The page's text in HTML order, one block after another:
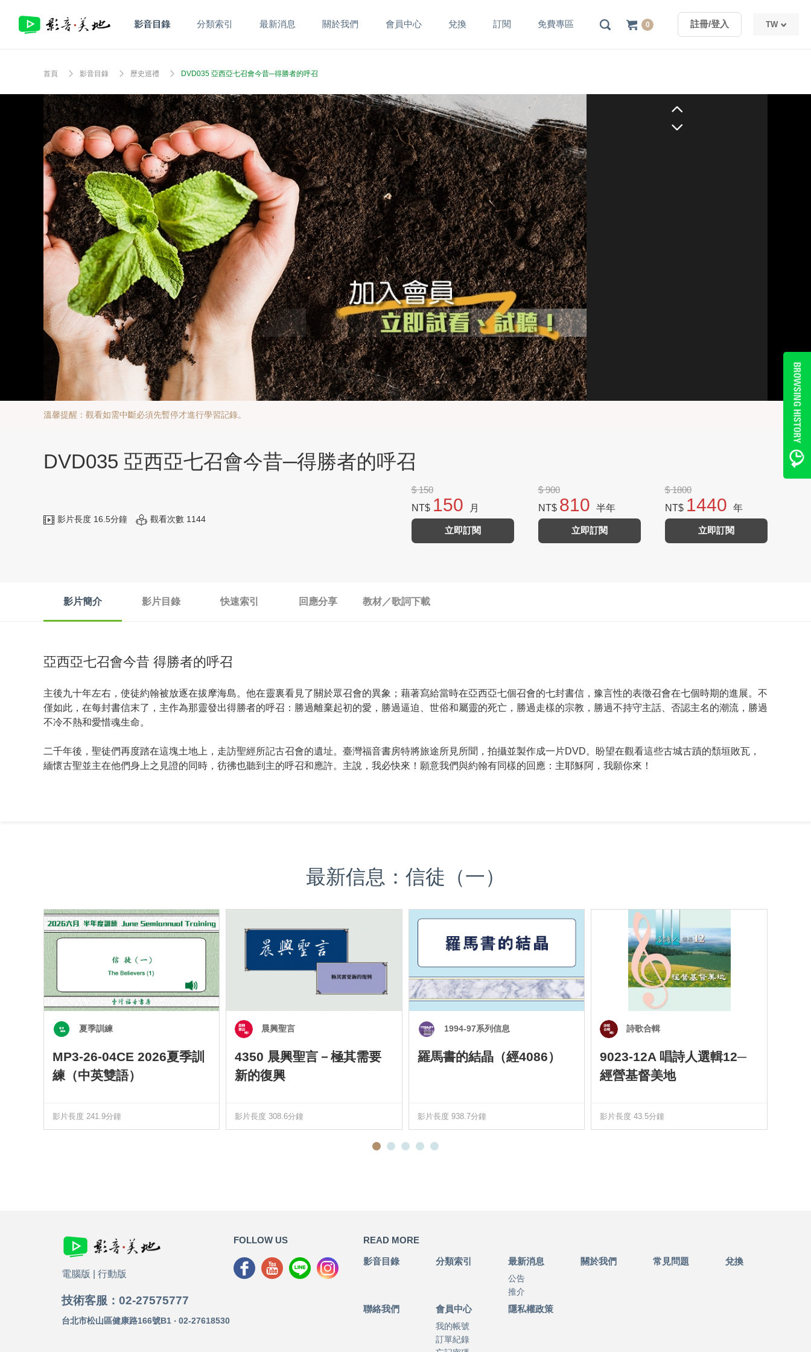
TW
TW
影音目錄 分類索引 最新消息 關於我們 會員中心 兌換 訂閱 免費專區 0 註冊/登入
首頁 影音目錄 歷史巡禮 DVD035 亞西亞七召會今昔─得勝者的呼召
溫馨提醒：觀看如需中斷必須先暫停才進行學習記錄。
DVD035 亞西亞七召會今昔─得勝者的呼召
影片長度 16.5分鐘 觀看次數 1144
$ 150
NT$ 150 月
立即訂閱
$ 900
NT$ 810 半年
立即訂閱
$ 1800
NT$ 1440 年
立即訂閱
影片簡介 影片目錄 快速索引 回應分享 教材／歌詞下載
亞西亞七召會今昔 得勝者的呼召
主後九十年左右，使徒約翰被放逐在拔摩海島。他在靈裏看見了關於眾召會的異象；藉著寫給當時在亞西亞七個召會的七封書信，豫言性的表徵召會在七個時期的進展。不
僅如此，在每封書信末了，主作為那靈發出得勝者的呼召：勝過離棄起初的愛，勝過逼迫、世俗和屬靈的死亡，勝過走樣的宗教，勝過不持守主話、否認主名的潮流，勝過
不冷不熱和愛惜魂生命。
二千年後，聖徒們再度踏在這塊土地上，走訪聖經所記古召會的遺址。臺灣福音書房特將旅途所見所聞，拍攝並製作成一片DVD。盼望在觀看這些古城古蹟的頹垣敗瓦，
緬懷古聖並主在他們身上之見證的同時，彷彿也聽到主的呼召和應許。主說，我必快來！願意我們與約翰有同樣的回應：主耶穌阿，我願你來！
最新信息：信徒（一）
夏季訓練
MP3-26-04CE 2026夏季訓
練（中英雙語）
影片長度 241.9分鐘
晨興聖言
4350 晨興聖言－極其需要
新的復興
影片長度 308.6分鐘
1994-97系列信息
羅馬書的結晶（經4086）
影片長度 938.7分鐘
詩歌合輯
9023-12A 唱詩人選輯12─
經營基督美地
影片長度 43.5分鐘
FOLLOW US READ MORE
影音目錄 分類索引 最新消息
公告
推介
關於我們 常見問題 兌換
聯絡我們 會員中心
我的帳號
訂單紀錄
隱私權政策
電腦版 行動版
技術客服：02-27575777
台北市松山區健康路166號B1 ‧ 02-27618530